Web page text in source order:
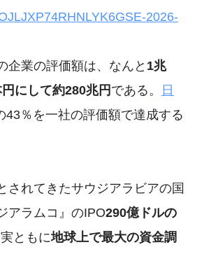
2026-
企業の評価額は、なんと 1兆
にして約280兆円である。 日
43％を一社の評価額で達成する
されてきたサウジアラビアの国
アラムコ』のIPO290億ドルの
ともに地球上で最大の資金調